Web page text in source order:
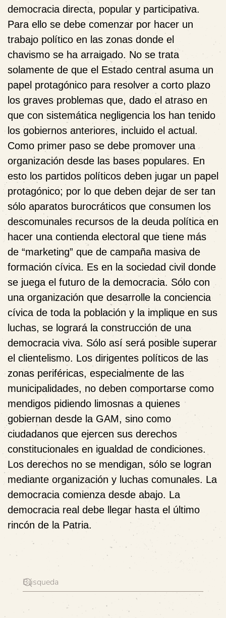
democracia directa, popular y participativa.
Para ello se debe comenzar por hacer un
trabajo político en las zonas donde el
chavismo se ha arraigado. No se trata
solamente de que el Estado central asuma un
papel protagónico para resolver a corto plazo
los graves problemas que, dado el atraso en
que con sistemática negligencia los han tenido
los gobiernos anteriores, incluido el actual.
Como primer paso se debe promover una
organización desde las bases populares. En
esto los partidos políticos deben jugar un papel
protagónico; por lo que deben dejar de ser tan
sólo aparatos burocráticos que consumen los
descomunales recursos de la deuda política en
hacer una contienda electoral que tiene más
de “marketing” que de campaña masiva de
formación cívica. Es en la sociedad civil donde
se juega el futuro de la democracia. Sólo con
una organización que desarrolle la conciencia
cívica de toda la población y la implique en sus
luchas, se logrará la construcción de una
democracia viva. Sólo así será posible superar
el clientelismo. Los dirigentes políticos de las
zonas periféricas, especialmente de las
municipalidades, no deben comportarse como
mendigos pidiendo limosnas a quienes
gobiernan desde la GAM, sino como
ciudadanos que ejercen sus derechos
constitucionales en igualdad de condiciones.
Los derechos no se mendigan, sólo se logran
mediante organización y luchas comunales. La
democracia comienza desde abajo. La
democracia real debe llegar hasta el último
rincón de la Patria.